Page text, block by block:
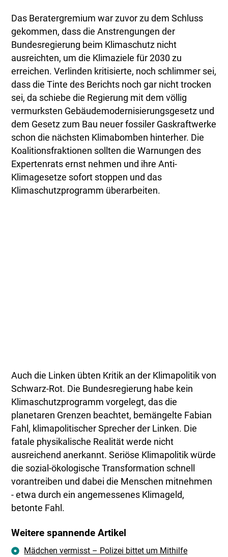
Das Beratergremium war zuvor zu dem Schluss
gekommen, dass die Anstrengungen der
Bundesregierung beim Klimaschutz nicht
ausreichten, um die Klimaziele für 2030 zu
erreichen. Verlinden kritisierte, noch schlimmer sei,
dass die Tinte des Berichts noch gar nicht trocken
sei, da schiebe die Regierung mit dem völlig
vermurksten Gebäudemodernisierungsgesetz und
dem Gesetz zum Bau neuer fossiler Gaskraftwerke
schon die nächsten Klimabomben hinterher. Die
Koalitionsfraktionen sollten die Warnungen des
Expertenrats ernst nehmen und ihre Anti-
Klimagesetze sofort stoppen und das
Klimaschutzprogramm überarbeiten.
Auch die Linken übten Kritik an der Klimapolitik von
Schwarz-Rot. Die Bundesregierung habe kein
Klimaschutzprogramm vorgelegt, das die
planetaren Grenzen beachtet, bemängelte Fabian
Fahl, klimapolitischer Sprecher der Linken. Die
fatale physikalische Realität werde nicht
ausreichend anerkannt. Seriöse Klimapolitik würde
die sozial-ökologische Transformation schnell
vorantreiben und dabei die Menschen mitnehmen
- etwa durch ein angemessenes Klimageld,
betonte Fahl.
Weitere spannende Artikel
Mädchen vermisst – Polizei bittet um Mithilfe